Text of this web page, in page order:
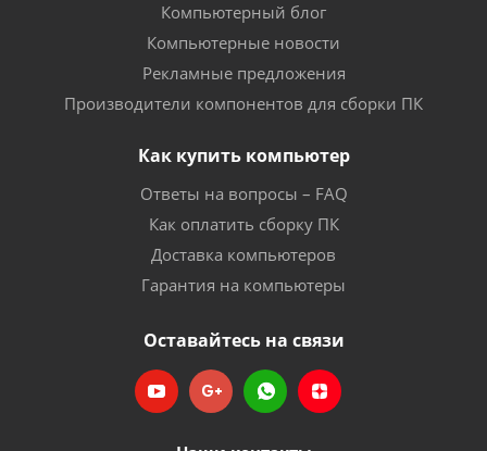
Компьютерный блог
Компьютерные новости
Рекламные предложения
Производители компонентов для сборки ПК
Как купить компьютер
Ответы на вопросы – FAQ
Как оплатить сборку ПК
Доставка компьютеров
Гарантия на компьютеры
Оставайтесь на связи